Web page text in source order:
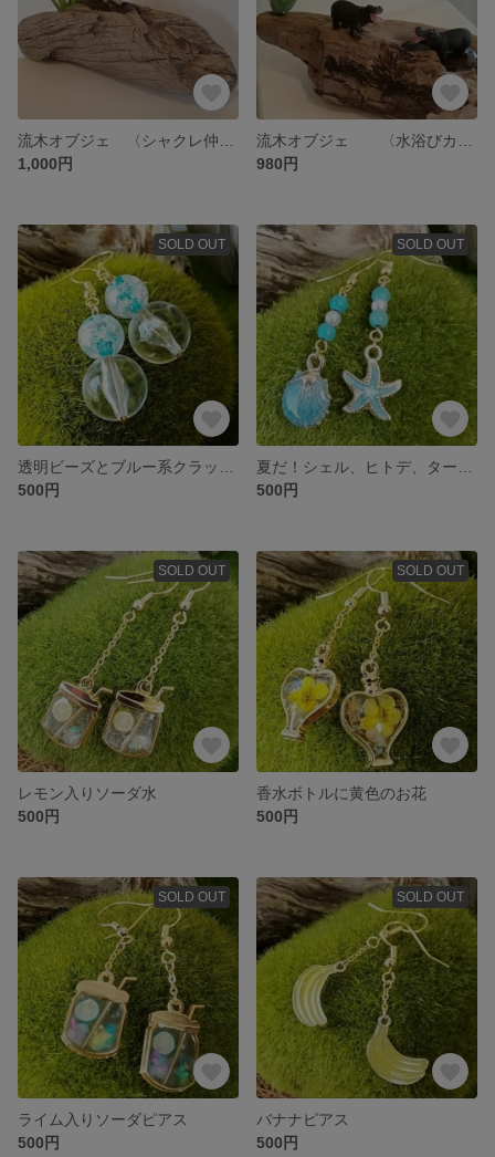
1,000円
980円
SOLD OUT
500円
SOLD OUT
500円
SOLD OUT
レモン入りソーダ水
500円
SOLD OUT
香水ボトルに黄色のお花
500円
SOLD OUT
ライム入りソーダピアス
500円
SOLD OUT
バナナピアス
500円